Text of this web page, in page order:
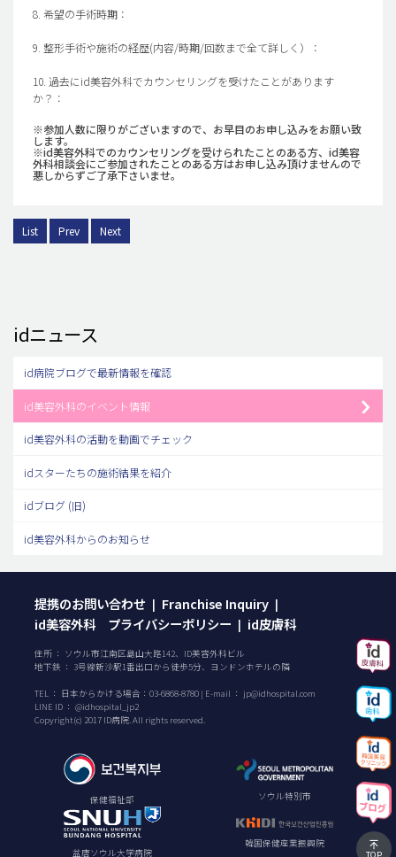
8. 希望の手術時期：
9. 整形手術や施術の経歴(内容/時期/回数まで全て詳しく）：
10. 過去にid美容外科でカウンセリングを受けたことがあります
か？：
※参加人数に限りがございますので、お早目のお申し込みをお願い致
します。
※id美容外科でのカウンセリングを受けられたことのある方、id美容
外科相談会にご参加されたことのある方はお申し込み頂けませんので
悪しからずご了承下さいませ。
List Prev Next
idニュース
id病院ブログで最新情報を確認
id美容外科のイベント情報
id美容外科の活動を動画でチェック
idスターたちの施術結果を紹介
idブログ (旧)
id美容外科からのお知らせ
提携のお問い合わせ | Franchise Inquiry |
id美容外科 プライバシーポリシー | id皮膚科
住所 ： ソウル市江南区島山大路142、ID美容外科ビル
地下鉄 ： 3号線新沙駅1番出口から徒歩5分、ヨンドンホテルの隣
TEL ： 日本からかける場合： 03-6868-8780 | E-mail ： jp@idhospital.com
LINE ID ： @idhospital_jp2
Copyright(c) 2017 ID病院. All rights reserved.
保健福祉部 ソウル特別市
盆唐ソウル大学病院
韓国保健産業振興院
TOP